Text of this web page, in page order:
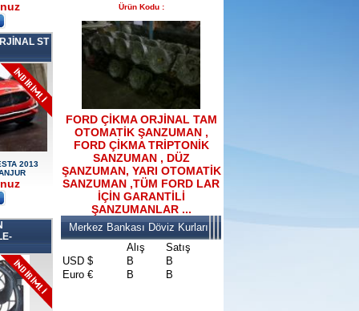
ST
2013
2017-2018 FORD RANGER
konsul
Ürün Kodu : 2017-2018 FORD RANGER
2017-2018 FORD RANGER
SOL ÖN KAPI DÖŞEMSİ
Ürün Kodu : 2017-2018 ford ranger şavft
Ürün Kodu :
FORD ÇİKMA ORJİNAL TAM
OTOMATİK ŞANZUMAN ,
FORD ÇİKMA TRİPTONİK
SANZUMAN , DÜZ
ŞANZUMAN, YARI OTOMATİK
SANZUMAN ,TÜM FORD LAR
İÇİN GARANTİLİ
ŞANZUMANLAR ...
Merkez Bankası Döviz Kurları
Alış
Satış
USD $
B
B
Euro €
B B